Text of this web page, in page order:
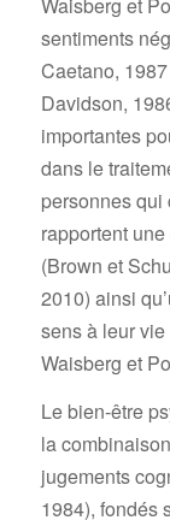
sentiments
Caetano,
Davidson,
importantes
dans le
personnes qui
rapportent
(Brown et
2010) ainsi
sens à leur
Waisberg et
Le bien-être
la
jugements
1984), fondés